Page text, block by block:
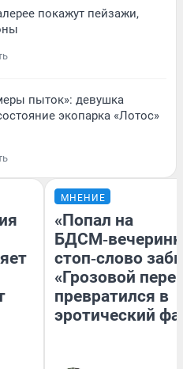
покажут пейзажи,
пыток»: девушка
экопарка «Лотос»
МНЕНИЕ
«Попал на
стоп‑слово
«Грозовой
превратился в
эротический